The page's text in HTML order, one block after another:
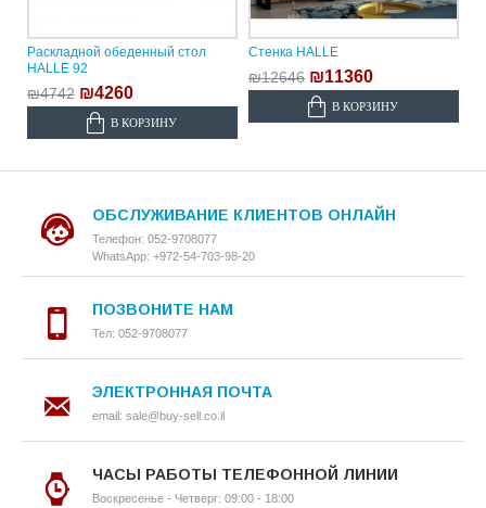
Раскладной обеденный стол
HALLE 92
₪4742 ₪4260
В КОРЗИНУ
Стенка HALLE
₪12646 ₪11360
В КОРЗИНУ
ОБСЛУЖИВАНИЕ КЛИЕНТОВ ОНЛАЙН
Телефон: 052-9708077
WhatsApp: +972-54-703-98-20
ПОЗВОНИТЕ НАМ
Тел: 052-9708077
ЭЛЕКТРОННАЯ ПОЧТА
email: sale@buy-sell.co.il
ЧАСЫ РАБОТЫ ТЕЛЕФОННОЙ ЛИНИИ
Воскресенье - Четверг: 09:00 - 18:00